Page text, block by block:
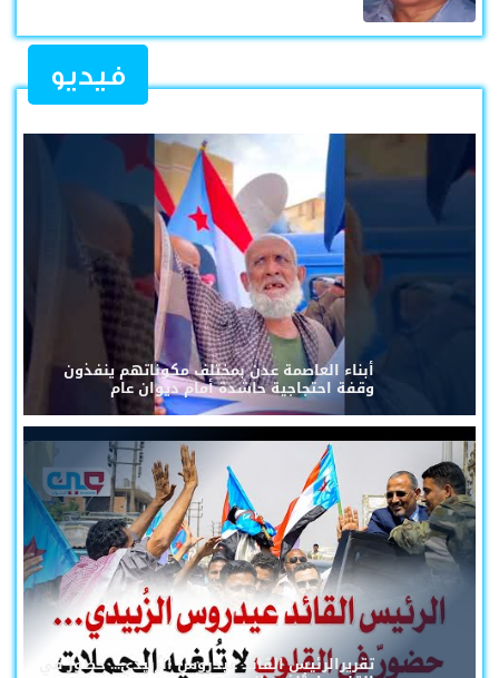
فيديو
أبناء العاصمة عدن بمختلف مكوناتهم ينفذون
وقفة احتجاجية حاشدة أمام ديوان عام
تقريرالرئيس القائد عيدروس الزُبيدي... حضورٌ في